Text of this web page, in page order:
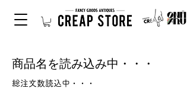
商品名を読み込み中・・・
総注文数読込中・・・